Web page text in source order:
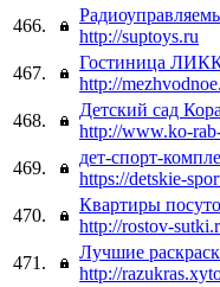
466.
http://suptoys.ru
467.
Гостиница
http://
468.
Детский сад
http://www.ko-
469.
дет-спорт-
https://detskie-
470.
Квартиры
http://rostov-
471.
Лучшие
http://